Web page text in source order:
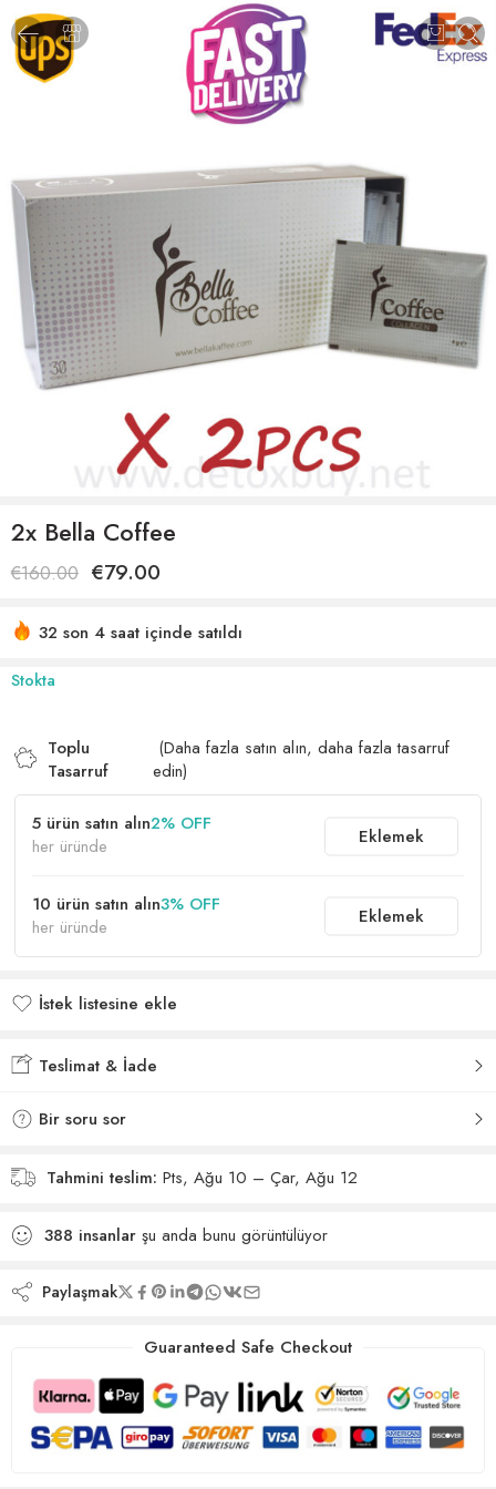
2x Bella Coffee
€160.00 €79.00
32 son 4 saat içinde satıldı
var
Stokta
Toplu
Tasarruf
(Daha fazla satın alın, daha fazla tasarruf
edin)
5 ürün satın alın2% OFF
her üründe
Eklemek
10 ürün satın alın3% OFF
her üründe
Eklemek
İstek listesine ekle
Teslimat & İade
Bir soru sor
Tahmini teslim: Pts, Ağu 10 – Çar, Ağu 12
388 insanlar şu anda bunu görüntülüyor
Paylaşmak
Guaranteed Safe Checkout